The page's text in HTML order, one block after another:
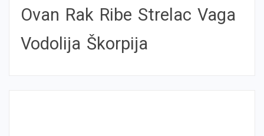
Ovan Rak Ribe Strelac Vaga
Vodolija Škorpija